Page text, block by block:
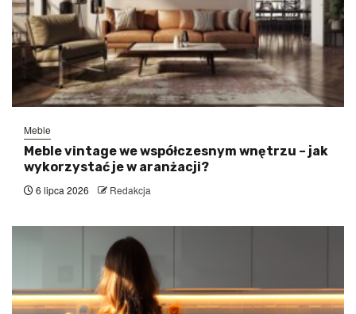
Meble
Meble vintage we współczesnym wnętrzu – jak
wykorzystać je w aranżacji?
6 lipca 2026 Redakcja